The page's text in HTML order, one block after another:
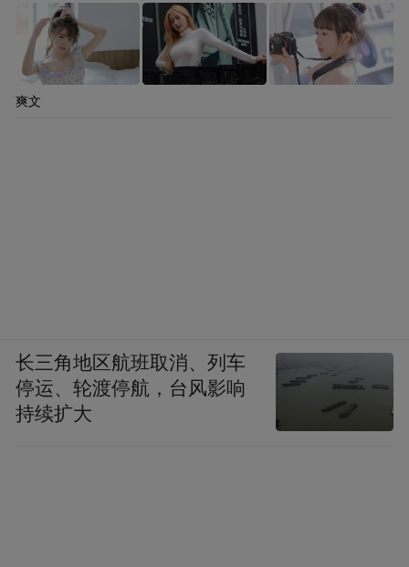
爽文
长三角地区航班取消、列车
停运、轮渡停航，台风影响
持续扩大